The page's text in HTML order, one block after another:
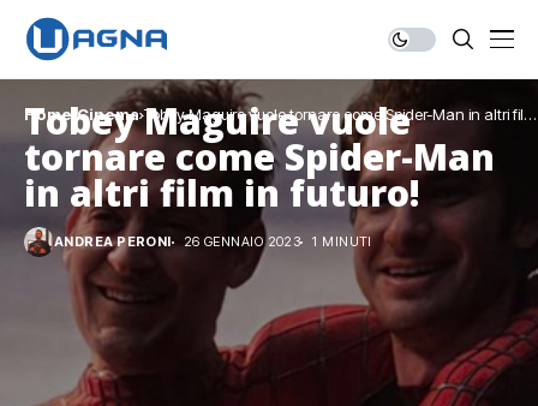
Home Cinema Tobey Maguire vuole tornare come Spider-Man in altri film
in futuro!
Tobey Maguire vuole
tornare come Spider-Man
in altri film in futuro!
ANDREA PERONI 26 GENNAIO 2023 1 MINUTI